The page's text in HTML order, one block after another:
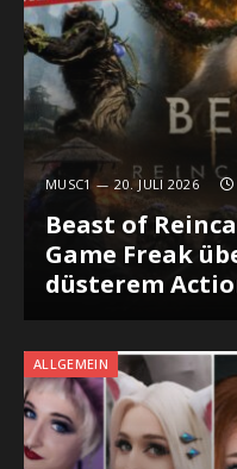
MUSC1 20. JULI 2026
Beast of
Game Freak
düsterem
ALLGEMEIN